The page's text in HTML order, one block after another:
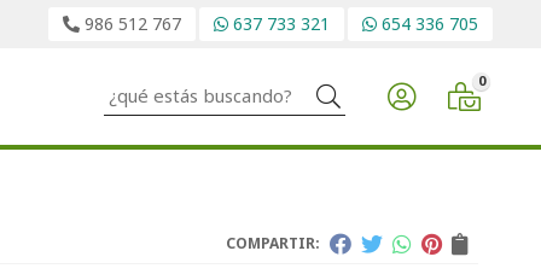
986 512 767 637 733 321 654 336 705
Buscar 0
COMPARTIR: